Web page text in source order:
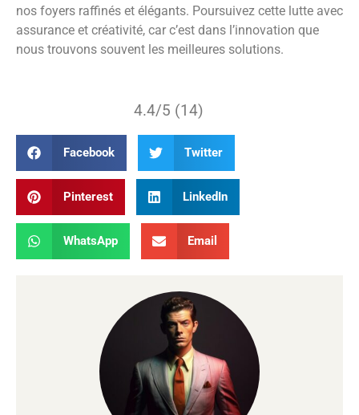
nos foyers raffinés et élégants. Poursuivez cette lutte avec
assurance et créativité, car c’est dans l’innovation que
nous trouvons souvent les meilleures solutions.
4.4/5 (14)
Facebook Twitter
Pinterest LinkedIn
WhatsApp Email